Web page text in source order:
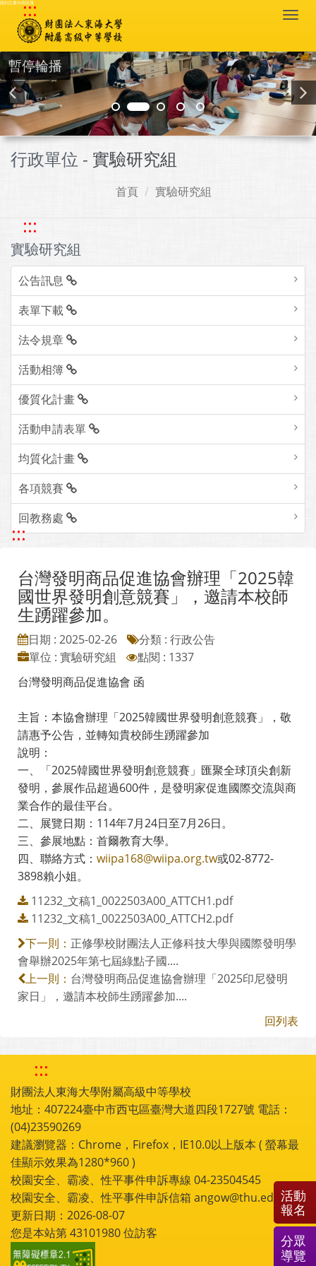
跳到主要內容區塊
:::
暫停輪播
行政單位 - 實驗研究組
首頁 實驗研究組
:::
實驗研究組
公告訊息
表單下載
法令規章
活動相簿
優質化計畫
活動申請表單
均質化計畫
各項競賽
回教務處
:::
台灣發明商品促進協會辦理「2025韓
國世界發明創意競賽」，邀請本校師
生踴躍參加。
日期 : 2025-02-26
分類 : 行政公告
單位 : 實驗研究組
點閱 : 1337
台灣發明商品促進協會 函
主旨：本協會辦理「2025韓國世界發明創意競賽」，敬
請惠予公告，並轉知貴校師生踴躍參加
說明：
一、「2025韓國世界發明創意競賽」匯聚全球頂尖創新
發明，參展作品超過600件，是發明家促進國際交流與商
業合作的最佳平台。
二、展覽日期：114年7月24日至7月26日。
三、參展地點：首爾教育大學。
四、聯絡方式： wiipa168@wiipa.org.tw或02-8772-
3898賴小姐。
11232_文稿1_0022503A00_ATTCH1.pdf
11232_文稿1_0022503A00_ATTCH2.pdf
下一則： 正修學校財團法人正修科技大學與國際發明學
會舉辦2025年第七屆綠點子國....
上一則： 台灣發明商品促進協會辦理「2025印尼發明
家日」，邀請本校師生踴躍參加....
回列表
:::
財團法人東海大學附屬高級中等學校
地址：407224臺中市西屯區臺灣大道四段1727號 電話：
(04)23590269
建議瀏覽器：Chrome，Firefox，IE10.0以上版本 ( 螢幕最
佳顯示效果為1280*960 )
校園安全、霸凌、性平事件申訴專線 04-23504545
校園安全、霸凌、性平事件申訴信箱 angow@thu.edu.tw
更新日期：2026-08-07
您是本站第43101980位訪客
活動
報名
分眾
導覽